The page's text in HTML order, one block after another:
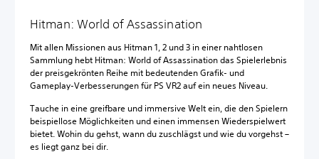
Hitman: World of Assassination
Mit allen Missionen aus Hitman 1, 2 und 3 in einer nahtlosen
Sammlung hebt Hitman: World of Assassination das Spielerlebnis
der preisgekrönten Reihe mit bedeutenden Grafik- und
Gameplay-Verbesserungen für PS VR2 auf ein neues Niveau.
Tauche in eine greifbare und immersive Welt ein, die den Spielern
beispiellose Möglichkeiten und einen immensen Wiederspielwert
bietet. Wohin du gehst, wann du zuschlägst und wie du vorgehst –
es liegt ganz bei dir.